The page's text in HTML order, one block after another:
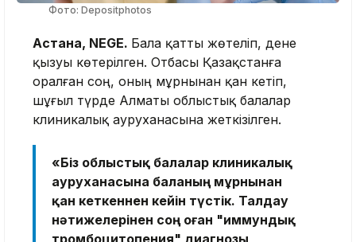
Фото: Depositphotos
Астана, NEGE. Бала қатты жөтеліп, дене
қызуы көтерілген. Отбасы Қазақстанға
оралған соң, оның мұрнынан қан кетіп,
шұғыл түрде Алматы облыстық балалар
клиникалық ауруханасына жеткізілген.
«Біз облыстық балалар клиникалық
ауруханасына баланың мұрнынан
қан кеткеннен кейін түстік. Талдау
нәтижелерінен соң оған "иммундық
тромбоцитопения" диагнозы